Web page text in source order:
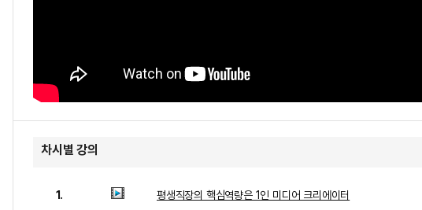
차시별 강의
1. 평생직장의 핵심역량은 1인 미디어 크리에이터